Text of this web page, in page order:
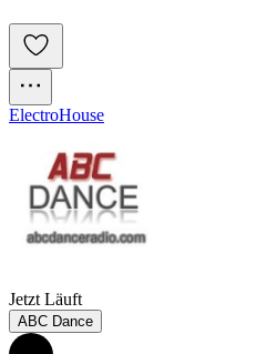
ElectroHouse
Jetzt Läuft
ABC Dance